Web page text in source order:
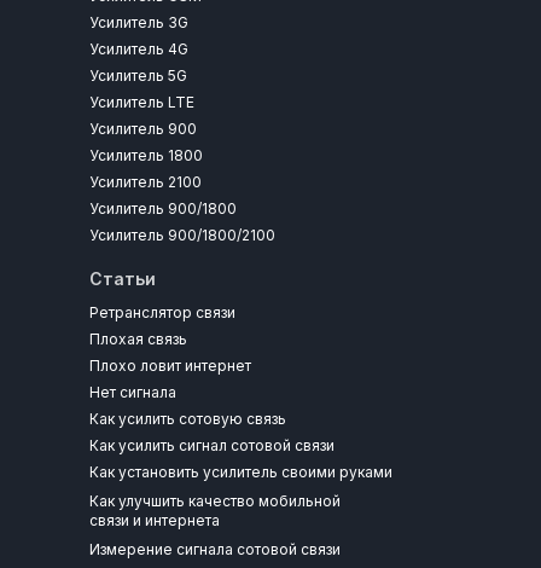
Статьи
Ретранслятор связи
Усилитель 3G
Усилитель 4G
Усилитель 5G
Усилитель LTE
Усилитель 900
Усилитель 1800
Усилитель 2100
Усилитель 900/1800
Усилитель 900/1800/2100
Плохая связь
Плохо ловит интернет
Нет сигнала
Как усилить сотовую связь
Как усилить сигнал сотовой связи
Как установить усилитель своими руками
Как улучшить качество мобильной
связи и интернета
Измерение сигнала сотовой связи